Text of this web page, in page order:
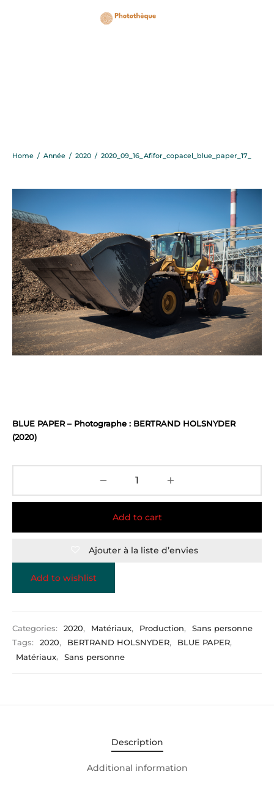
Home / Année / 2020 / 2020_09_16_Afifor_copacel_blue_paper_17_
BLUE PAPER – Photographe : BERTRAND HOLSNYDER
(2020)
Add to cart
Ajouter à la liste d’envies
Add to wishlist
Categories: 2020, Matériaux, Production,
Sans personne
Tags:
2020, BERTRAND HOLSNYDER, BLUE PAPER,
Matériaux, Sans personne
Description
Additional information